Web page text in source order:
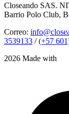
Closeando SAS.
Barrio Polo Club,
Correo:
3539133 /(+57
2026 Made with